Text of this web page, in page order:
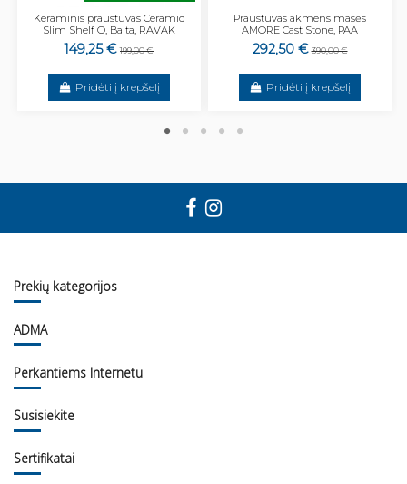
Keraminis praustuvas Ceramic
Slim Shelf O, Balta, RAVAK
149,25 € 199,00 €
Pridėti į krepšelį
Praustuvas akmens masės
AMORE Cast Stone, PAA
292,50 € 390,00 €
Pridėti į krepšelį
Prekių kategorijos
ADMA
Perkantiems Internetu
Susisiekite
Sertifikatai